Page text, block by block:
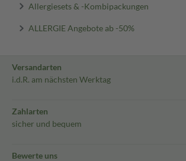
Allergiesets & -Kombipackungen
ALLERGIE Angebote ab -50%
Versandarten
i.d.R. am nächsten Werktag
Zahlarten
sicher und bequem
Bewerte uns